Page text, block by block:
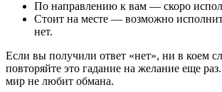
По направлению к вам — скоро
Стоит на месте — возможно
нет.
Если вы получили ответ «нет», ни в коем
повторяйте это гадание на желание еще
мир не любит обмана.